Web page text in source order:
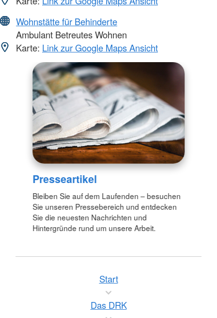
Wohnstätte für Behinderte
Ambulant Betreutes Wohnen
Karte: Link zur Google Maps Ansicht
Presseartikel
Bleiben Sie auf dem Laufenden – besuchen
Sie unseren Pressebereich und entdecken
Sie die neuesten Nachrichten und
Hintergründe rund um unsere Arbeit.
Start
Das DRK